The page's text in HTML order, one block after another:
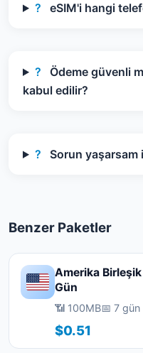
? eSIM'i hangi
?
Ödeme güvenli
kabul edilir?
? Sorun yaşarsam
Benzer Paketler
Amerika
Gün
📶 100MB📅 7 gün
$0.51